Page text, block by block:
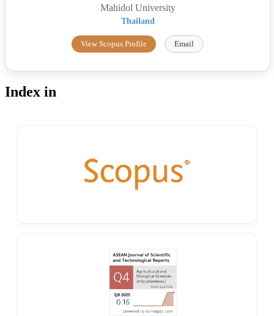
Mahidol University
Thailand
View Scopus Profile Email
Index in